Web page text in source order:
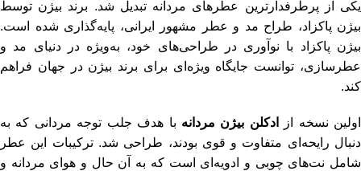
یکی از پرطرفدارترین عطرهای مردانه تبدیل شد. برند بیژن توسط
بیژن پاکزاد، طراح مد و عطر مشهور ایرانی، پایه‌گذاری شده است.
بیژن پاکزاد با نوآوری در طراحی‌های خود، به‌ویژه در دنیای مد و
عطرسازی، توانست جایگاه ویژه‌ای برای برند بیژن در جهان فراهم
کند.
اولین نسخه از ادکلن بیژن مردانه با هدف جلب توجه مردانی که به
دنبال رایحه‌ای متفاوت و قوی بودند، طراحی شد. ترکیبات این عطر
شامل نت‌های چوبی و ادویه‌ای است که به آن حال و هوای مردانه و